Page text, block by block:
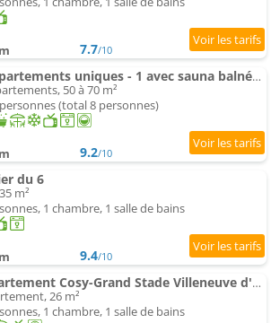
7.7/10
3 appartements uniques - 1 avec sauna balnéo - Parking privé inclus
50 à 70 m²
(total 8 personnes)
9.2/10
du 6
m²
1 chambre, 1 salle de bains
9.4/10
Appartement Cosy-Grand Stade Villeneuve d'Ascq
26 m²
1 chambre, 1 salle de bains